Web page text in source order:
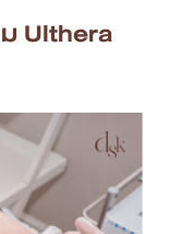
Ulthera